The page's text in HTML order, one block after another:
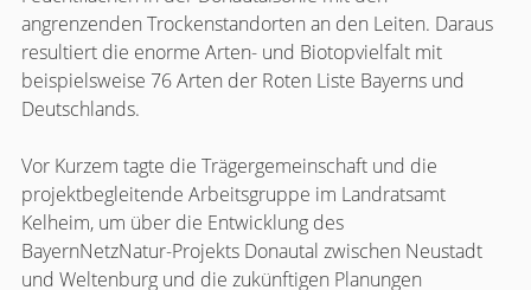
angrenzenden Trockenstandorten an den Leiten. Daraus
resultiert die enorme Arten- und Biotopvielfalt mit
beispielsweise 76 Arten der Roten Liste Bayerns und
Deutschlands.
Vor Kurzem tagte die Trägergemeinschaft und die
projektbegleitende Arbeitsgruppe im Landratsamt
Kelheim, um über die Entwicklung des
BayernNetzNatur-Projekts Donautal zwischen Neustadt
und Weltenburg und die zukünftigen Planungen